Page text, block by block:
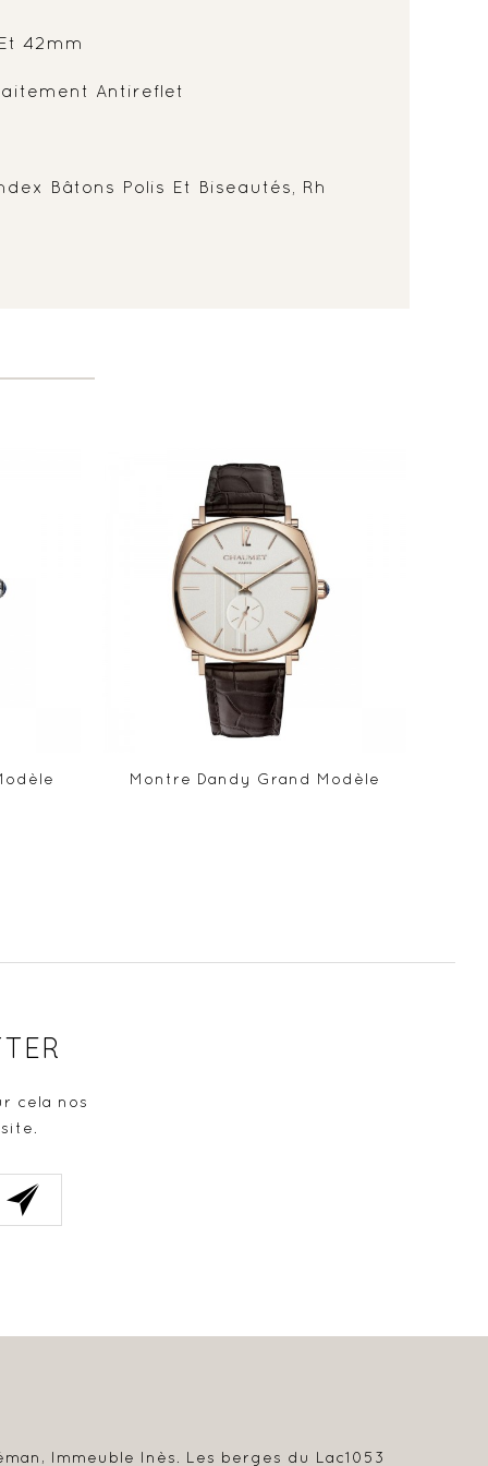
42mm
Antireflet
Bâtons Polis Et Biseautés, Rh
Montre Dandy Grand Modèle
cela nos
Immeuble Inès. Les berges du Lac1053